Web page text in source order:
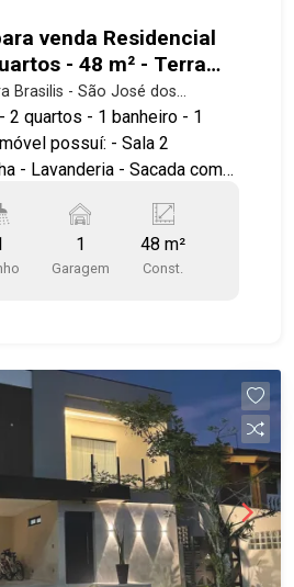
venda Residencial
- 48 m² - Terra
Brasilis - São José dos
2 quartos - 1 banheiro - 1
no Terra Brasilis!
Dutra, anel viário, Shopping
Supermercados e padarias
1
Garagem
48 m²
Const.